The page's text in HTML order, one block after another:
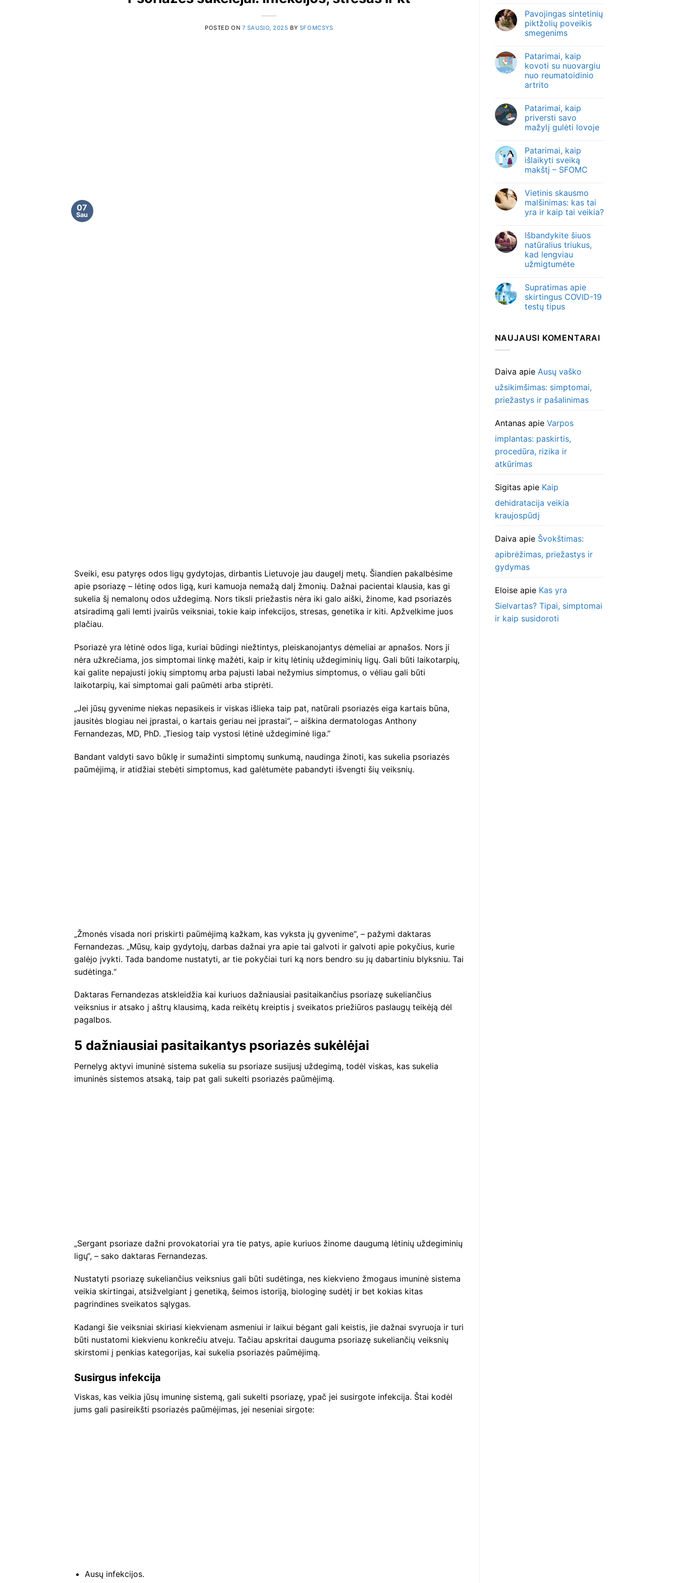
POSTED ON 7 SAUSIO, 2025 BY SFOMCSYS
07
Sau
Sveiki, esu patyręs odos ligų gydytojas, dirbantis Lietuvoje jau daugelį metų. Šiandien pakalbėsime
apie psoriazę – lėtinę odos ligą, kuri kamuoja nemažą dalį žmonių. Dažnai pacientai klausia, kas gi
sukelia šį nemalonų odos uždegimą. Nors tiksli priežastis nėra iki galo aiški, žinome, kad psoriazės
atsiradimą gali lemti įvairūs veiksniai, tokie kaip infekcijos, stresas, genetika ir kiti. Apžvelkime juos
plačiau.
Psoriazė yra lėtinė odos liga, kuriai būdingi niežtintys, pleiskanojantys dėmeliai ar apnašos. Nors ji
nėra užkrečiama, jos simptomai linkę mažėti, kaip ir kitų lėtinių uždegiminių ligų. Gali būti laikotarpių,
kai galite nepajusti jokių simptomų arba pajusti labai nežymius simptomus, o vėliau gali būti
laikotarpių, kai simptomai gali paūmėti arba stiprėti.
„Jei jūsų gyvenime niekas nepasikeis ir viskas išlieka taip pat, natūrali psoriazės eiga kartais būna,
jausitės blogiau nei įprastai, o kartais geriau nei įprastai“, – aiškina dermatologas Anthony
Fernandezas, MD, PhD. „Tiesiog taip vystosi lėtinė uždegiminė liga.”
Bandant valdyti savo būklę ir sumažinti simptomų sunkumą, naudinga žinoti, kas sukelia psoriazės
paūmėjimą, ir atidžiai stebėti simptomus, kad galėtumėte pabandyti išvengti šių veiksnių.
„Žmonės visada nori priskirti paūmėjimą kažkam, kas vyksta jų gyvenime“, – pažymi daktaras
Fernandezas. „Mūsų, kaip gydytojų, darbas dažnai yra apie tai galvoti ir galvoti apie pokyčius, kurie
galėjo įvykti. Tada bandome nustatyti, ar tie pokyčiai turi ką nors bendro su jų dabartiniu blyksniu. Tai
sudėtinga.“
Daktaras Fernandezas atskleidžia kai kuriuos dažniausiai pasitaikančius psoriazę sukeliančius
veiksnius ir atsako į aštrų klausimą, kada reikėtų kreiptis į sveikatos priežiūros paslaugų teikėją dėl
pagalbos.
5 dažniausiai pasitaikantys psoriazės sukėlėjai
Pernelyg aktyvi imuninė sistema sukelia su psoriaze susijusį uždegimą, todėl viskas, kas sukelia
imuninės sistemos atsaką, taip pat gali sukelti psoriazės paūmėjimą.
„Sergant psoriaze dažni provokatoriai yra tie patys, apie kuriuos žinome daugumą lėtinių uždegiminių
ligų“, – sako daktaras Fernandezas.
Nustatyti psoriazę sukeliančius veiksnius gali būti sudėtinga, nes kiekvieno žmogaus imuninė sistema
veikia skirtingai, atsižvelgiant į genetiką, šeimos istoriją, biologinę sudėtį ir bet kokias kitas
pagrindines sveikatos sąlygas.
Kadangi šie veiksniai skiriasi kiekvienam asmeniui ir laikui bėgant gali keistis, jie dažnai svyruoja ir turi
būti nustatomi kiekvienu konkrečiu atveju. Tačiau apskritai dauguma psoriazę sukeliančių veiksnių
skirstomi į penkias kategorijas, kai sukelia psoriazės paūmėjimą.
Susirgus infekcija
Viskas, kas veikia jūsų imuninę sistemą, gali sukelti psoriazę, ypač jei susirgote infekcija. Štai kodėl
jums gali pasireikšti psoriazės paūmėjimas, jei neseniai sirgote:
Ausų infekcijos.
Pavojingas sintetinių
piktžolių poveikis
smegenims
Patarimai, kaip
kovoti su nuovargiu
nuo reumatoidinio
artrito
Patarimai, kaip
priversti savo
mažylį gulėti lovoje
Patarimai, kaip
išlaikyti sveiką
makštį – SFOMC
Vietinis skausmo
malšinimas: kas tai
yra ir kaip tai veikia?
Išbandykite šiuos
natūralius triukus,
kad lengviau
užmigtumėte
Supratimas apie
skirtingus COVID-19
testų tipus
NAUJAUSI KOMENTARAI
Daiva apie Ausų vaško
užsikimšimas: simptomai,
priežastys ir pašalinimas
Antanasapie Varpos
implantas: paskirtis,
procedūra, rizika ir
atkūrimas
Sigitasapie Kaip
dehidratacija veikia
kraujospūdį
Daiva apie Švokštimas:
apibrėžimas, priežastys ir
gydymas
Eloiseapie Kas yra
Sielvartas? Tipai, simptomai
ir kaip susidoroti